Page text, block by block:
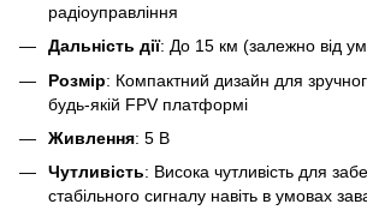
радіоуправління
Дальність дії: До 15 км (залежно від
Розмір: Компактний дизайн для
будь-якій FPV платформі
Живлення: 5 В
Чутливість: Висока чутливість для
стабільного сигналу навіть в умовах